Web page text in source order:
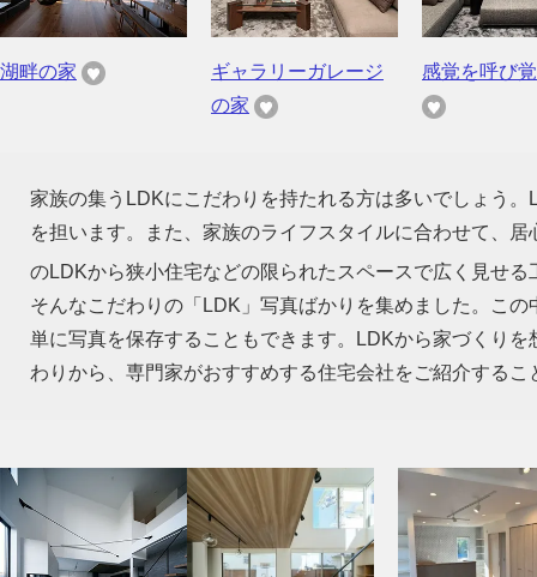
湖畔の家
ギャラリーガレージ
の家
感覚を呼び
家族の集うLDKにこだわりを持たれる方は多いでしょう
を担います。また、家族のライフスタイルに合わせて、
のLDKから狭小住宅などの限られたスペースで広く見せ
そんなこだわりの「LDK」写真ばかりを集めました。こ
単に写真を保存することもできます。LDKから家づくり
わりから、専門家がおすすめする住宅会社をご紹介するこ